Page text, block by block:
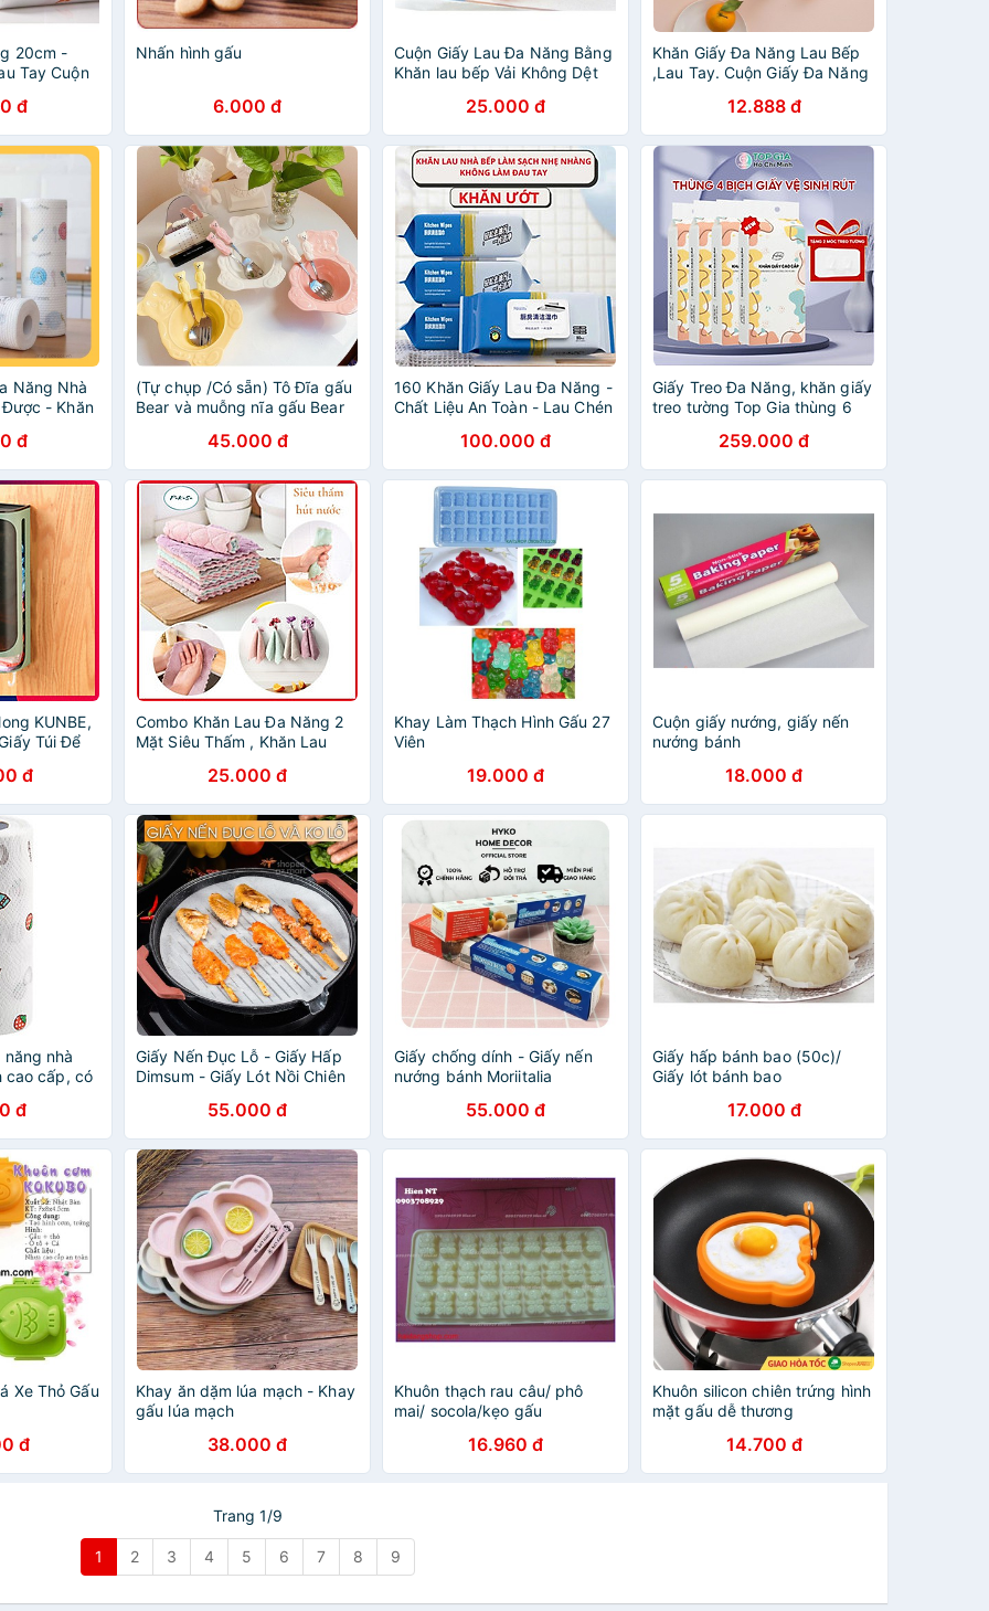
20cm -
Tay Cuộn
đ
Nhấn hình gấu
6.000 đ
Cuộn Giấy Lau Đa Năng Bằng
Khăn lau bếp Vải Không Dệt
25.000 đ
Khăn Giấy Đa Năng Lau Bếp
,Lau Tay. Cuộn Giấy Đa Năng
88289 Tiện Ích Việt Nam 99
12.888 đ
Năng Nhà
Được - Khăn
gỗ ngẫu
đ
(Tự chụp /Có sẵn) Tô Đĩa gấu
Bear và muỗng nĩa gấu Bear
45.000 đ
160 Khăn Giấy Lau Đa Năng -
Chất Liệu An Toàn - Lau Chén
Ướt Lau Bếp Sạch Nhanh Ố
Dầu, Kháng Khuẩn Hiệu Quả
100.000 đ
Giấy Treo Đa Năng, khăn giấy
treo tường Top Gia thùng 6
nguyên chất, 1280 tờ 4 lớp
dai, dày dặn caop cấp
259.000 đ
KUNBE,
Túi Để
đ
Combo Khăn Lau Đa Năng 2
Mặt Siêu Thấm , Khăn Lau
Lau Chén Bát , Khăn Lau Tay ,
Khăn Lau Ô Tô PaKaSa
25.000 đ
Khay Làm Thạch Hình Gấu 27
Viên
19.000 đ
Cuộn giấy nướng, giấy nến
nướng bánh
18.000 đ
nhà
cao cấp, có
đ
Giấy Nến Đục Lỗ - Giấy Hấp
Dimsum - Giấy Lót Nồi Chiên
55.000 đ
Giấy chống dính - Giấy nến
nướng bánh Moriitalia
55.000 đ
Giấy hấp bánh bao (50c)/
Giấy lót bánh bao
17.000 đ
Xe Thỏ Gấu
đ
Khay ăn dặm lúa mạch - Khay
gấu lúa mạch
38.000 đ
Khuôn thạch rau câu/ phô
mai/ socola/kẹo gấu
16.960 đ
Khuôn silicon chiên trứng hình
mặt gấu dễ thương
14.700 đ
Trang 1/9
1 2 3 4 5 6 7 8 9